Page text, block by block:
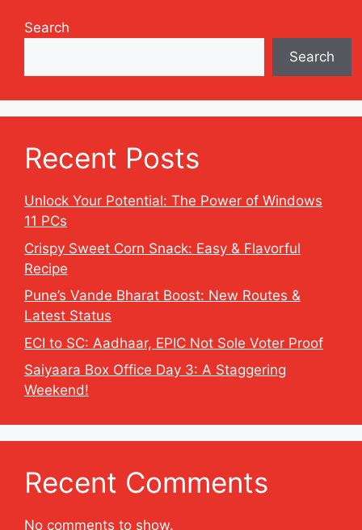
Search
Search
Recent Posts
Unlock Your Potential: The Power of Windows
11 PCs
Crispy Sweet Corn Snack: Easy & Flavorful
Recipe
Pune’s Vande Bharat Boost: New Routes &
Latest Status
ECI to SC: Aadhaar, EPIC Not Sole Voter Proof
Saiyaara Box Office Day 3: A Staggering
Weekend!
Recent Comments
No comments to show.